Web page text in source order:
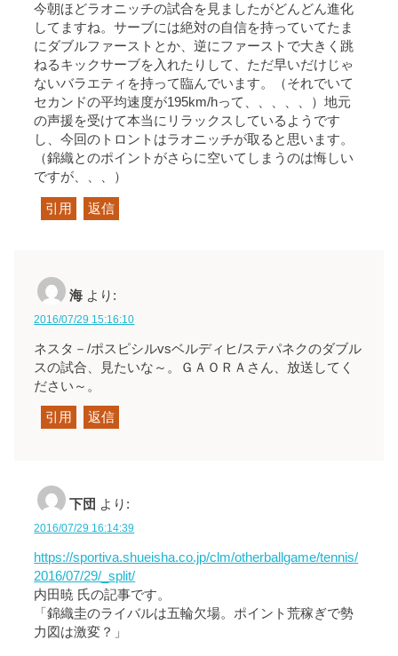
今朝ほどラオニッチの試合を見ましたがどんどん進化
してますね。サーブには絶対の自信を持っていてたま
にダブルファーストとか、逆にファーストで大きく跳
ねるキックサーブを入れたりして、ただ早いだけじゃ
ないバラエティを持って臨んでいます。（それでいて
セカンドの平均速度が195km/hって、、、、、）地元
の声援を受けて本当にリラックスしているようです
し、今回のトロントはラオニッチが取ると思います。
（錦織とのポイントがさらに空いてしまうのは悔しい
ですが、、、）
引用 返信
海 より:
2016/07/29 15:16:10
ネスタ－/ポスピシルvsベルディヒ/ステパネクのダブル
スの試合、見たいな～。ＧＡＯＲＡさん、放送してく
ださい～。
引用 返信
下団 より:
2016/07/29 16:14:39
https://sportiva.shueisha.co.jp/clm/otherballgame/tennis/
2016/07/29/_split/
内田暁 氏の記事です。
「錦織圭のライバルは五輪欠場。ポイント荒稼ぎで勢
力図は激変？」